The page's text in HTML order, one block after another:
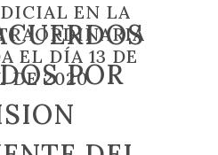
EN LA
EL DÍA 13 DE
DE 2020POR